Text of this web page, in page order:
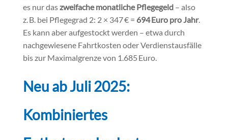
es nur daszweifache monatliche Pflegegeld– also
z. B. bei Pflegegrad 2: 2 × 347 € = 694Euro pro Jahr.
Es kann aber aufgestockt werden – etwa durch
nachgewiesene Fahrtkosten oder Verdienstausfälle
bis zur Maximalgrenze von 1.685 Euro.
Neu ab Juli 2025:
Kombiniertes